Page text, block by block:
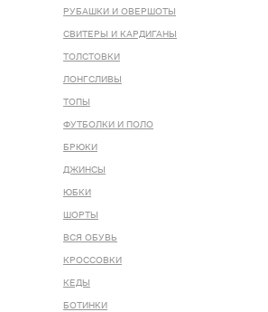
РУБАШКИ И ОВЕРШОТЫ
СВИТЕРЫ И КАРДИГАНЫ
ТОЛСТОВКИ
ЛОНГСЛИВЫ
ТОПЫ
ФУТБОЛКИ И ПОЛО
БРЮКИ
ДЖИНСЫ
ЮБКИ
ШОРТЫ
ВСЯ ОБУВЬ
КРОССОВКИ
КЕДЫ
БОТИНКИ